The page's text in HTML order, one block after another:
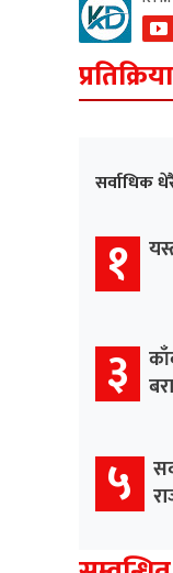
सर्वाधिक
१
३
५